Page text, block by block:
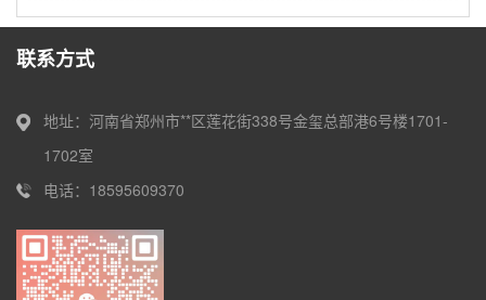
联系方式
地址：河南省郑州市**区莲花街338号金玺总部港6号楼1701-
1702室
电话：18595609370